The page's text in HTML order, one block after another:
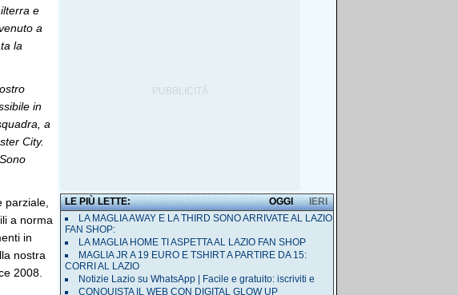
e
a
la
in
a
City.
a norma
in
nostra
2008.
LE PIÙ LETTE: IERI
OGGI
LA MAGLIA AWAY E LA THIRD SONO ARRIVATE AL LAZIO
FAN SHOP:
LA MAGLIA HOME TI ASPETTA AL LAZIO FAN SHOP
MAGLIA JR A 19 EURO E TSHIRT A PARTIRE DA 15:
CORRI AL LAZIO
Notizie Lazio su WhatsApp | Facile e gratuito: iscriviti e
CONQUISTA IL WEB CON DIGITAL GLOW UP